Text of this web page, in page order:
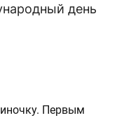
день
Первым